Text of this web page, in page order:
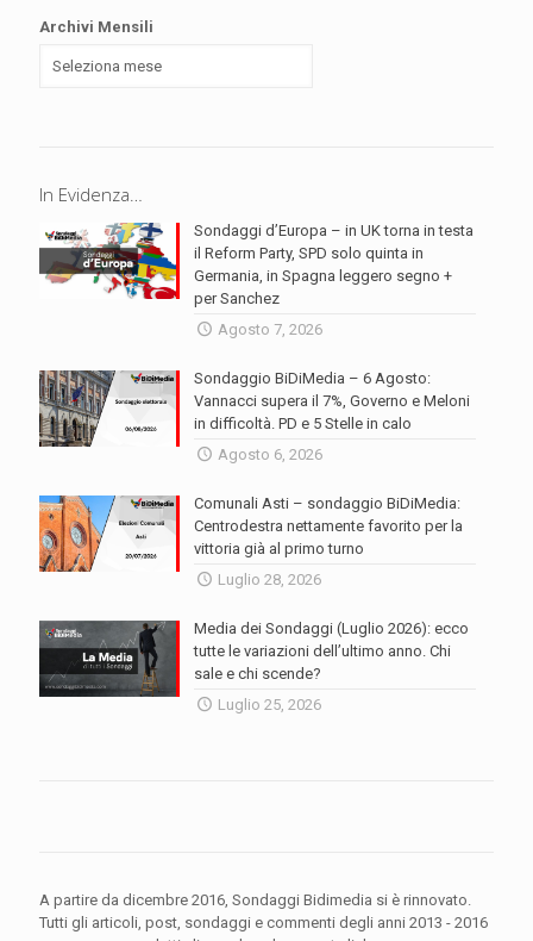
Archivi Mensili
In Evidenza…
Sondaggi d’Europa – in UK torna in testa
il Reform Party, SPD solo quinta in
Germania, in Spagna leggero segno +
per Sanchez
Agosto 7, 2026
Sondaggio BiDiMedia – 6 Agosto:
Vannacci supera il 7%, Governo e Meloni
in difficoltà. PD e 5 Stelle in calo
Agosto 6, 2026
Comunali Asti – sondaggio BiDiMedia:
Centrodestra nettamente favorito per la
vittoria già al primo turno
Luglio 28, 2026
Media dei Sondaggi (Luglio 2026): ecco
tutte le variazioni dell’ultimo anno. Chi
sale e chi scende?
Luglio 25, 2026
A partire da dicembre 2016, Sondaggi Bidimedia si è rinnovato.
Tutti gli articoli, post, sondaggi e commenti degli anni 2013 - 2016